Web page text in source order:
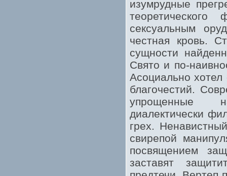
изумрудные
сексуальным
честная кровь.
сущности
Свято и по-
Асоциально хотел
благочестий.
упрощенные
диалектически
грех.
свирепой
посвящением
заставят